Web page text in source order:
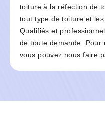
toiture à la réfection de
tout type de toiture et
Qualifiés et
de toute demande. Pour
vous pouvez nous faire